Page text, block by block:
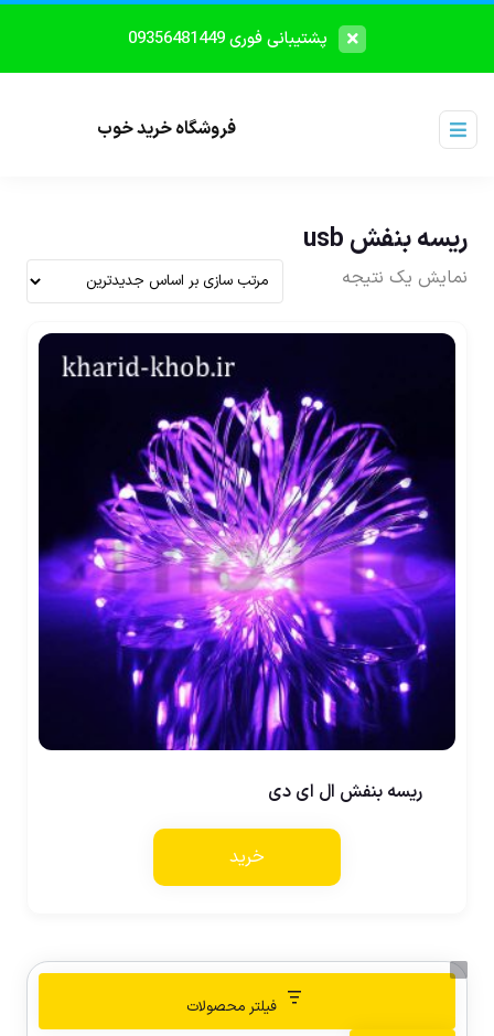
پشتیبانی فوری 09356481449
فروشگاه خرید خوب
ریسه بنفش usb
نمایش یک نتیجه
ریسه بنفش ال ای دی
خرید
فیلتر محصولات